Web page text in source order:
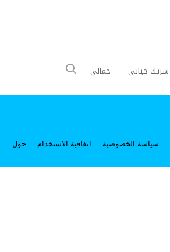
شريك حياتى جمالى
سياسة الخصوصية اتفاقية الاستخدام حول